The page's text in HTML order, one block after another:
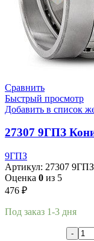
Сравнить
Быстрый просмотр
Добавить в список
27307 9ГПЗ
9ГПЗ
Артикул: 27307 9ГПЗ
Оценка 0 из 5
476 ₽
Под заказ 1-3 дня